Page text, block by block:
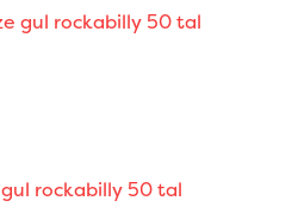
gul rockabilly 50 tal
rockabilly 50 tal